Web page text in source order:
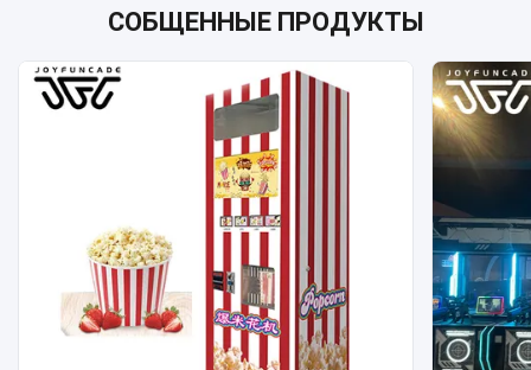
СОБЩЕННЫЕ ПРОДУКТЫ